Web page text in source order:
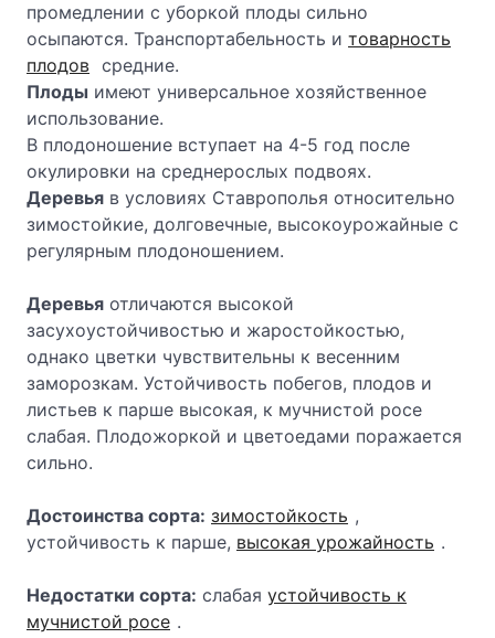
промедлении с уборкой плоды сильно
осыпаются. Транспортабельность и товарность
плодов средние.
Плоды имеют универсальное хозяйственное
использование.
В плодоношение вступает на 4-5 год после
окулировки на среднерослых подвоях.
Деревья в условиях Ставрополья относительно
зимостойкие, долговечные, высокоурожайные с
регулярным плодоношением.
Деревья отличаются высокой
засухоустойчивостью и жаростойкостью,
однако цветки чувствительны к весенним
заморозкам. Устойчивость побегов, плодов и
листьев к парше высокая, к мучнистой росе
слабая. Плодожоркой и цветоедами поражается
сильно.
Достоинства сорта: зимостойкость ,
устойчивость к парше, высокая урожайность .
Недостатки сорта: слабая устойчивость к
мучнистой росе .